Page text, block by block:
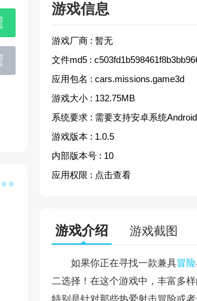
游戏信息
游戏厂商 : 暂无
文件md5 :
应用包名 : cars.missions.game3d
游戏大小 : 132.75MB
系统要求 : 需要支持安卓系统
游戏版本 : 1.0.5
内部版本号 : 10
应用权限 : 点击查看
游戏介绍 游戏截图
如果你正在寻找一款兼具冒险
二选择！在这个游戏中，丰富多
特别是针对那些热爱射击冒险或